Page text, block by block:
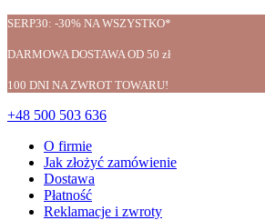
SERP30: -30% NA WSZYSTKO*
DARMOWA DOSTAWA OD 50 zł
100 DNI NA ZWROT TOWARU!
+48 500 503 636
O firmie
Jak złożyć zamówienie
Dostawa
Płatność
Reklamacje i zwroty